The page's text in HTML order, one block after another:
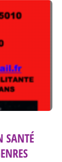
SANTÉ